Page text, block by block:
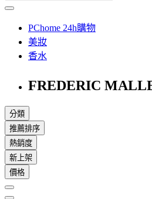
PChome 24h購物
美妝
香水
FREDERIC
分類
推薦排序
熱銷度
新上架
價格